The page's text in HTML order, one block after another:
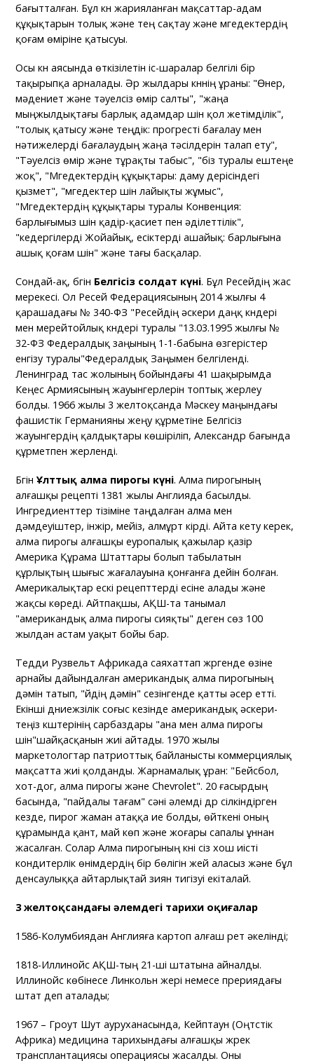
бағытталған. Бұл күн жарияланған мақсаттар-адам
құқықтарын толық және тең сақтау және мүгедектердің
қоғам өміріне қатысуы.
Осы күн аясында өткізілетін іс-шаралар белгілі бір
тақырыпқа арналады. Әр жылдары күннің ұраны: "Өнер,
мәдениет және тәуелсіз өмір салты", "жаңа
мыңжылдықтағы барлық адамдар үшін қол жетімділік",
"толық қатысу және теңдік: прогресті бағалау мен
нәтижелерді бағалаудың жаңа тәсілдерін талап ету",
"Тәуелсіз өмір және тұрақты табыс", "біз туралы ештеңе
жоқ", "Мүгедектердің құқықтары: даму үдерісіндегі
қызмет", "мүгедектер үшін лайықты жұмыс",
"Мүгедектердің құқықтары туралы Конвенция:
барлығымыз үшін қадір-қасиет пен әділеттілік",
"кедергілерді Жойайық, есіктерді ашайық: барлығына
ашық қоғам үшін" және тағы басқалар.
Сондай-ақ, бүгін Белгісіз солдат күні. Бұл Ресейдің жас
мерекесі. Ол Ресей Федерациясының 2014 жылғы 4
қарашадағы № 340-ФЗ "Ресейдің әскери даңқ күндері
мен мерейтойлық күндері туралы "13.03.1995 жылғы №
32-ФЗ Федералдық заңының 1-1-бабына өзгерістер
енгізу туралы"Федералдық Заңымен белгіленді.
Ленинград тас жолының бойындағы 41 шақырымда
Кеңес Армиясының жауынгерлерін топтық жерлеу
болды. 1966 жылы 3 желтоқсанда Мәскеу маңындағы
фашистік Германияны жеңу құрметіне Белгісіз
жауынгердің қалдықтары көшіріліп, Александр бағында
құрметпен жерленді.
БүгінҰлттық алма пирогы күні. Алма пирогының
алғашқы рецепті 1381 жылы Англияда басылды.
Ингредиенттер тізіміне таңдалған алма мен
дәмдеуіштер, інжір, мейіз, алмұрт кірді. Айта кету керек,
алма пирогы алғашқы еуропалық қажылар қазір
Америка Құрама Штаттары болып табылатын
құрлықтың шығыс жағалауына қонғанға дейін болған.
Америкалықтар ескі рецепттерді есіне алады және
жақсы көреді. Айтпақшы, АҚШ-та танымал
"американдық алма пирогы сияқты" деген сөз 100
жылдан астам уақыт бойы бар.
Тедди Рузвельт Африкада саяхаттап жүргенде өзіне
арнайы дайындалған американдық алма пирогының
дәмін татып, "үйдің дәмін" сезінгенде қатты әсер етті.
Екінші дүниежүзілік соғыс кезінде американдық әскери-
теңіз күштерінің сарбаздары "ана мен алма пирогы
үшін"шайқасқанын жиі айтады. 1970 жылы
маркетологтар патриоттық байланысты коммерциялық
мақсатта жиі қолданды. Жарнамалық ұран: "Бейсбол,
хот-дог, алма пирогы және Chevrolet". 20 ғасырдың
басында, "пайдалы тағам" сәні әлемді дүр сілкіндірген
кезде, пирог жаман атаққа ие болды, өйткені оның
құрамында қант, май көп және жоғары сапалы ұннан
жасалған. Солар Алма пирогының күні сіз хош иісті
кондитерлік өнімдердің бір бөлігін жей аласыз және бұл
денсаулыққа айтарлықтай зиян тигізуі екіталай.
3 желтоқсандағы әлемдегі тарихи оқиғалар
1586-Колумбиядан Англияға картоп алғаш рет әкелінді;
1818-Иллинойс АҚШ-тың 21-ші штатына айналды.
Иллинойс көбінесе Линкольн жері немесе прериядағы
штат деп аталады;
1967 – Гроут Шут ауруханасында, Кейптаун (Оңтүстік
Африка) медицина тарихындағы алғашқы жүрек
трансплантациясы операциясы жасалды. Оны